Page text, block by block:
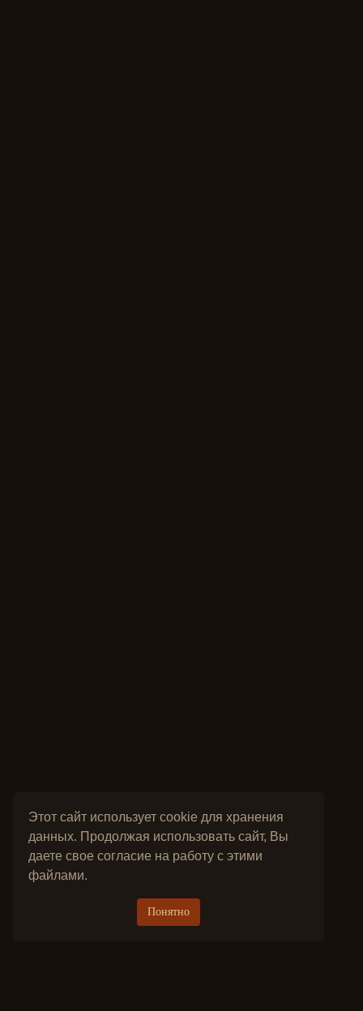
Этот сайт использует cookie для хранения
данных. Продолжая использовать сайт, Вы
даете свое согласие на работу с этими
файлами.
Понятно